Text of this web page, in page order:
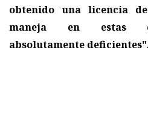
obtenido una licencia
maneja en estas
absolutamente deficientes".